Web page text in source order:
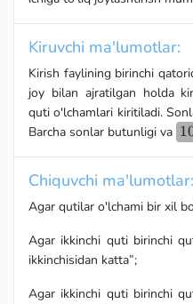
Kiruvchi ma'lumotlar:
Kirish faylining birinchi
joy bilan ajratilgan holda
quti o'lchamlari kiritiladi.
Barcha sonlar butunligi va 1
Chiquvchi ma'lumotlar:
Agar qutilar o'lchami bir xil
Agar ikkinchi quti birinchi
ikkinchisidan katta”;
Agar ikkinchi quti birinchi